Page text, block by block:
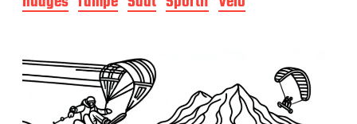
e
b
l